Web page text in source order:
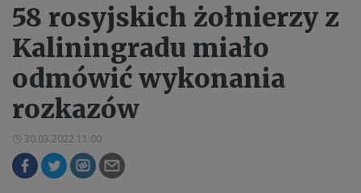
58 rosyjskich żołnierzy z
Kaliningradu miało
odmówić wykonania
rozkazów
30.03.2022 11:00